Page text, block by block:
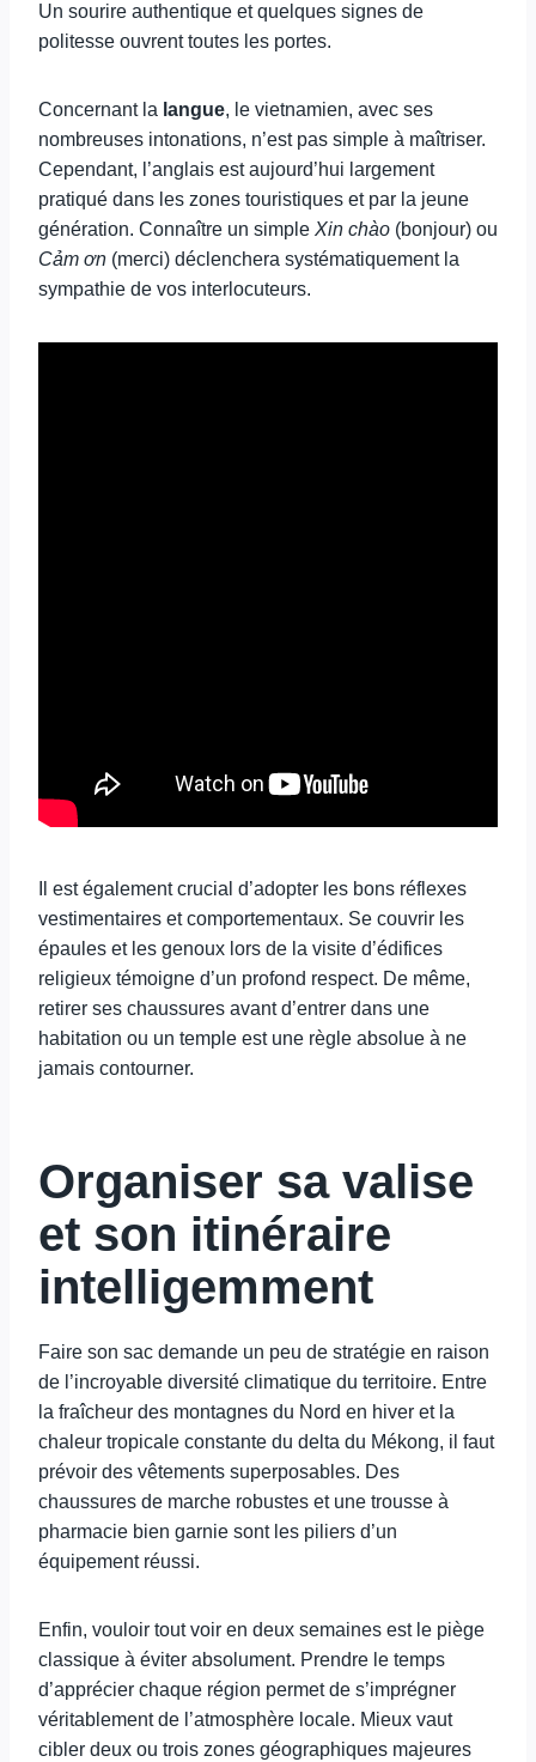
Un sourire authentique et quelques signes de
politesse ouvrent toutes les portes.
Concernant la langue, le vietnamien, avec ses
nombreuses intonations, n’est pas simple à maîtriser.
Cependant, l’anglais est aujourd’hui largement
pratiqué dans les zones touristiques et par la jeune
génération. Connaître un simple Xin chào (bonjour) ou
Cảm ơn (merci) déclenchera systématiquement la
sympathie de vos interlocuteurs.
Il est également crucial d’adopter les bons réflexes
vestimentaires et comportementaux. Se couvrir les
épaules et les genoux lors de la visite d’édifices
religieux témoigne d’un profond respect. De même,
retirer ses chaussures avant d’entrer dans une
habitation ou un temple est une règle absolue à ne
jamais contourner.
Organiser sa valise
et son itinéraire
intelligemment
Faire son sac demande un peu de stratégie en raison
de l’incroyable diversité climatique du territoire. Entre
la fraîcheur des montagnes du Nord en hiver et la
chaleur tropicale constante du delta du Mékong, il faut
prévoir des vêtements superposables. Des
chaussures de marche robustes et une trousse à
pharmacie bien garnie sont les piliers d’un
équipement réussi.
Enfin, vouloir tout voir en deux semaines est le piège
classique à éviter absolument. Prendre le temps
d’apprécier chaque région permet de s’imprégner
véritablement de l’atmosphère locale. Mieux vaut
cibler deux ou trois zones géographiques majeures